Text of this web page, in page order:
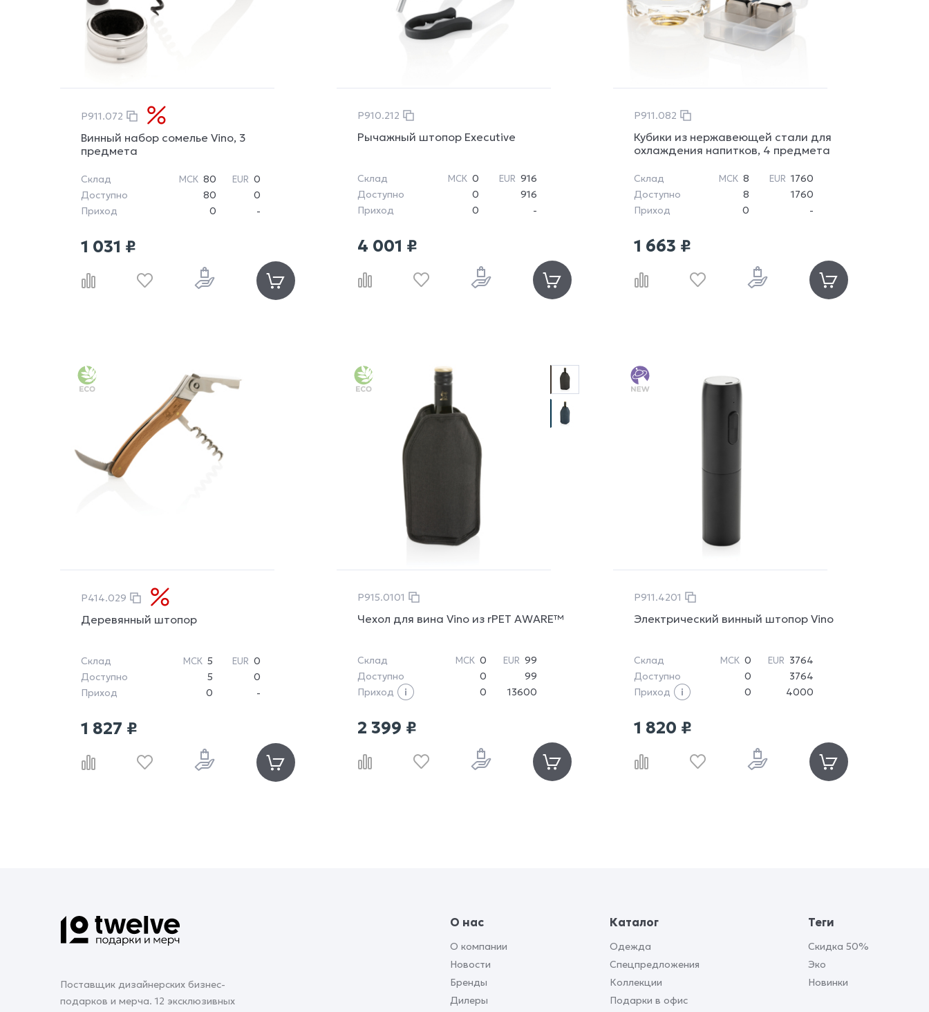
P911.072
Винный набор сомелье Vino, 3
предмета
Склад МСК 80 EUR 0
Доступно
80
0
Приход
0 -
1 031 ₽
P910.212
Рычажный штопор Executive
Склад МСК 0 EUR 916
Доступно
0
916
Приход
0 -
4 001 ₽
P911.082
Кубики из нержавеющей стали для
охлаждения напитков, 4 предмета
Склад МСК 8 EUR 1760
Доступно
8
1760
Приход
0 -
1 663 ₽
P414.029
Деревянный штопор
Склад МСК 5 EUR 0
Доступно
5
0
Приход
0 -
1 827 ₽
P915.0101
Чехол для вина Vino из rPET AWARE™
Склад МСК 0 EUR 99
Доступно
0
99
Приход
0 13600
2 399 ₽
P911.4201
Электрический винный штопор Vino
Склад МСК 0 EUR 3764
Доступно
0
3764
Приход
0 4000
1 820 ₽
Поставщик дизайнерских бизнес-
подарков и мерча. 12 эксклюзивных
О нас
О компании
Новости
Бренды
Дилеры
Каталог
Одежда
Спецпредложения
Коллекции
Подарки в офис
Теги
Скидка 50%
Эко
Новинки